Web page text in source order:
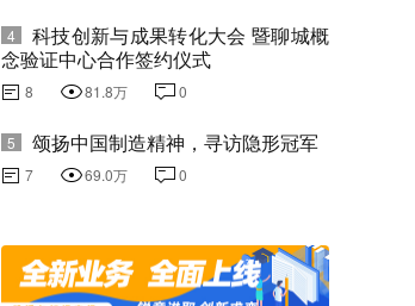
4
科技创新与成果转化大会 暨聊城概
念验证中心合作签约仪式
8 81.8万 0
5 颂扬中国制造精神，寻访隐形冠军
7 69.0万 0